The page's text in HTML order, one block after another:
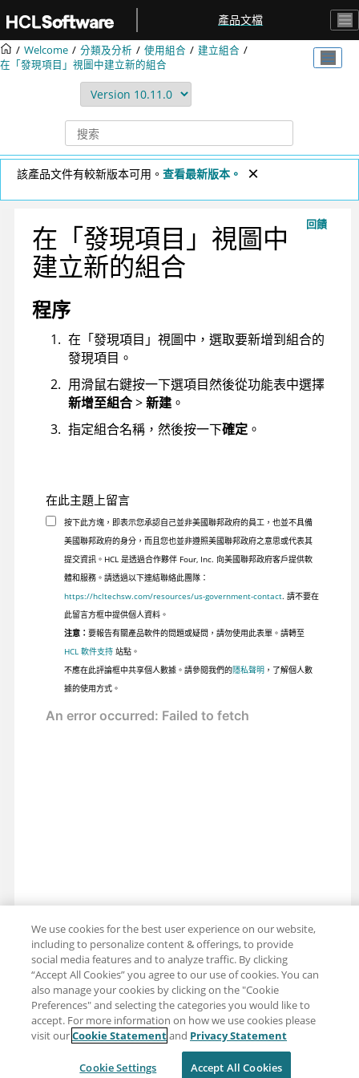
產品文檔
Welcome 分類及分析 使用組合
建立組合
在「發現項目」視圖中建立新的組合
該產品文件有較新版本可用。 查看最新版本。
回饋
在「發現項目」視圖中
建立新的組合
程序
在「發現項目」視圖中，選取要新增到組合的
發現項目。
用滑鼠右鍵按一下選項目然後從功能表中選擇
新增至組合>新建。
指定組合名稱，然後按一下確定 。
在此主題上留言
按下此方塊，即表示您承認自己並非美國聯邦政府的員工，也並不具備
美國聯邦政府的身分，而且您也並非遵照美國聯邦政府之意思或代表其
提交資訊。HCL 是透過合作夥伴 Four, Inc. 向美國聯邦政府客戶提供軟
體和服務。請透過以下連結聯絡此團隊：
https://hcltechsw.com/resources/us-government-contact. 請不要在
此留言方框中提供個人資料。
注意： 要報告有關產品軟件的問題或疑問，請勿使用此表單。請轉至
HCL 軟件支持站點。
不應在此評論框中共享個人數據。請參閱我們的隱私聲明 ，了解個人數
據的使用方式。
分享：電子郵件
推特
免責聲明
隱私
使用條款
Cookie Settings
We use cookies for the best user experience on our website,
including to personalize content & offerings, to provide
social media features and to analyze traffic. By clicking
“Accept All Cookies” you agree to our use of cookies. You can
also manage your cookies by clicking on the "Cookie
Preferences" and selecting the categories you would like to
accept. For more information on how we use cookies please
visit ourCookie Statementand Privacy Statement
Cookie Settings Accept All Cookies